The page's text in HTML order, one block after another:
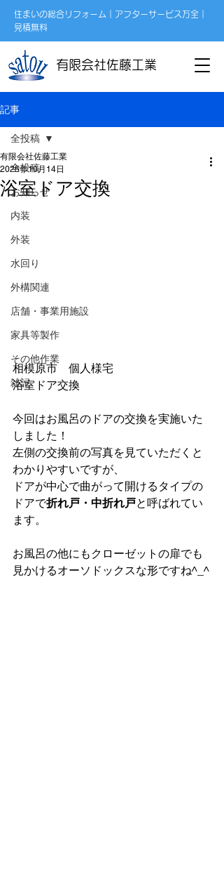
住まいの総合リフォーム｜アフターサービス万全｜
見積無料
有限会社佐藤工業
記事
全投稿
お知らせ
内装
外装
水回り
外構関連
店舗・事業用施設
家具等製作
その他作業
雑記
全投稿
浴室ドア交換
有限会社佐藤工業
2025年10月14日
相模原市　個人様宅
浴室ドア交換
今回はお風呂のドアの交換を実施いた
しました！
左側の交換前の写真を見ていただくと
わかりやすいですが、
ドアが中心で曲がって開けるタイプの
ドアで折れ戸・中折れ戸と呼ばれてい
ます。
お風呂の他にもクローゼットの扉でも
見かけるオーソドックスな形ですね^_^